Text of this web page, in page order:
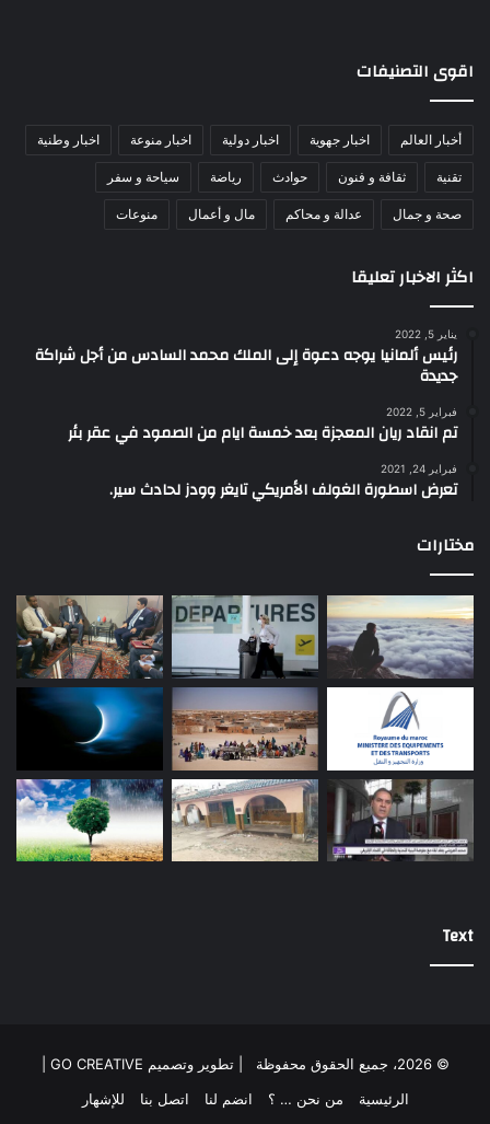
اقوى التصنيفات
أخبار العالم اخبار جهوية اخبار دولية اخبار منوعة اخبار وطنية
تقنية ثقافة و فنون حوادث رياضة سياحة و سفر
صحة و جمال عدالة و محاكم مال و أعمال منوعات
اكثر الاخبار تعليقا
يناير 5, 2022
رئيس ألمانيا يوجه دعوة إلى الملك محمد السادس من أجل شراكة
جديدة
فبراير 5, 2022
تم انقاد ريان المعجزة بعد خمسة ايام من الصمود في عقر بئر
فبراير 24, 2021
تعرض اسطورة الغولف الأمريكي تايغر وودز لحادث سير.
مختارات
Text
© 2026، جميع الحقوق محفوظة | تطوير وتصميم GO CREATIVE
الرئيسية
من نحن … ؟ انضم لنا اتصل بنا للإشهار